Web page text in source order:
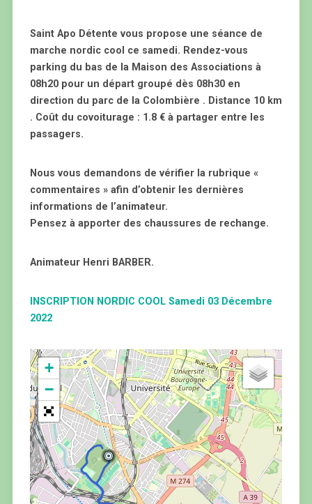
Saint Apo Détente vous propose une séance de
marche nordic cool ce samedi. Rendez-vous
parking du bas de la Maison des Associations à
08h20 pour un départ groupé dès 08h30 en
direction du parc de la Colombière . Distance 10 km
. Coût du covoiturage : 1.8 € à partager entre les
passagers.
Nous vous demandons de vérifier la rubrique «
commentaires » afin d’obtenir les dernières
informations de l’animateur.
Pensez à apporter des chaussures de rechange.
Animateur Henri BARBER.
INSCRIPTION NORDIC COOL Samedi 03 Décembre
2022
+
−